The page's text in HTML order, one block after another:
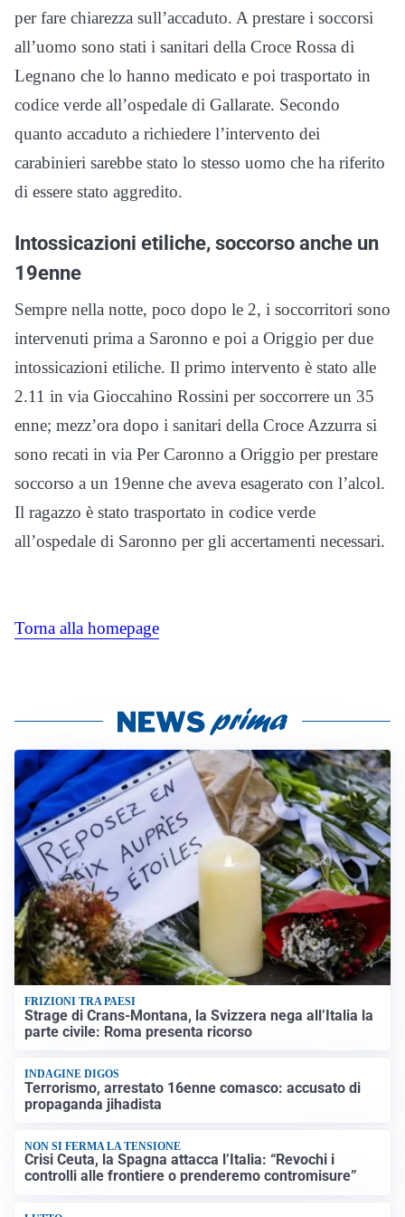
per fare chiarezza sull’accaduto. A prestare i soccorsi
all’uomo sono stati i sanitari della Croce Rossa di
Legnano che lo hanno medicato e poi trasportato in
codice verde all’ospedale di Gallarate. Secondo
quanto accaduto a richiedere l’intervento dei
carabinieri sarebbe stato lo stesso uomo che ha riferito
di essere stato aggredito.
Intossicazioni etiliche, soccorso anche un
19enne
Sempre nella notte, poco dopo le 2, i soccorritori sono
intervenuti prima a Saronno e poi a Origgio per due
intossicazioni etiliche. Il primo intervento è stato alle
2.11 in via Gioccahino Rossini per soccorrere un 35
enne; mezz’ora dopo i sanitari della Croce Azzurra si
sono recati in via Per Caronno a Origgio per prestare
soccorso a un 19enne che aveva esagerato con l’alcol.
Il ragazzo è stato trasportato in codice verde
all’ospedale di Saronno per gli accertamenti necessari.
Torna alla homepage
FRIZIONI TRA PAESI
Strage di Crans-Montana, la Svizzera nega all’Italia la
parte civile: Roma presenta ricorso
INDAGINE DIGOS
Terrorismo, arrestato 16enne comasco: accusato di
propaganda jihadista
NON SI FERMA LA TENSIONE
Crisi Ceuta, la Spagna attacca l’Italia: “Revochi i
controlli alle frontiere o prenderemo contromisure”